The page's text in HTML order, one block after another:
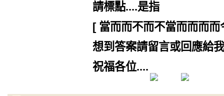
請標點....是指
[ 當而而不而不當而而而
想到答案請留言或回應給
祝福各位....